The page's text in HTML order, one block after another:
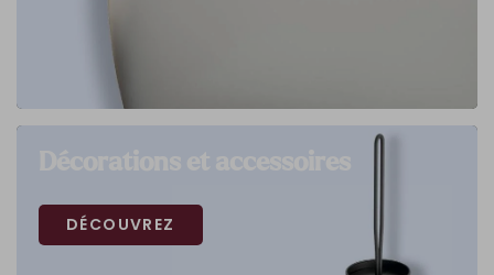
DÉCOUVREZ